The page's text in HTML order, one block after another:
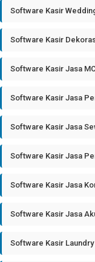
Software Kasir
Software Kasir
Software Kasir Jasa
Software Kasir Jasa
Software Kasir Jasa
Software Kasir Jasa
Software Kasir Jasa
Software Kasir Jasa
Software Kasir Laundry